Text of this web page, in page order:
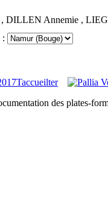
, DILLEN Annemie ,
:
des plates-